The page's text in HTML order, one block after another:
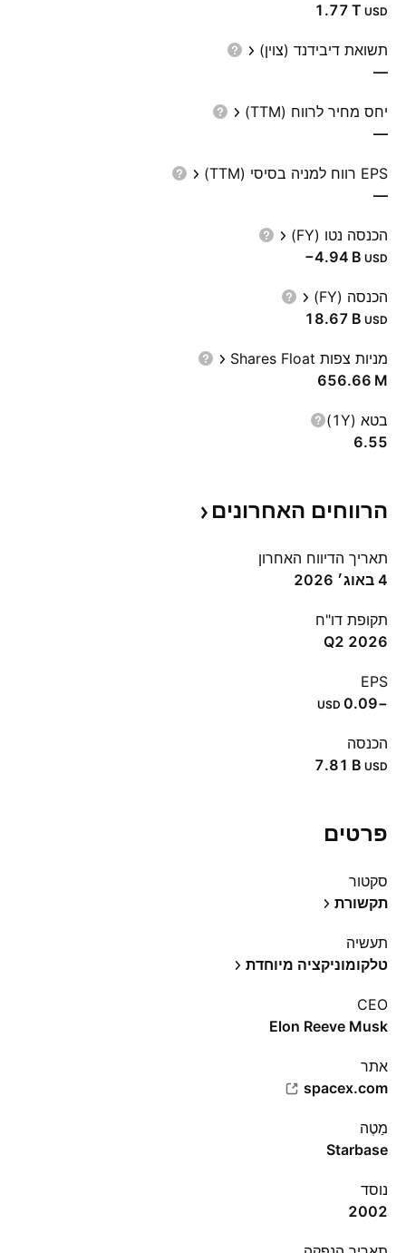
‪1.77 T‬ USD
תשואת דיבידנד (צוין)
—
יחס מחיר לרווח (TTM)
—
EPS רווח למניה בסיסי (TTM)
—
הכנסה נטו (FY)
‪−4.94 B‬ USD
הכנסה (FY)
‪18.67 B‬ USD
מניות צפות Shares Float
‪656.66 M‬
בטא (1Y)
6.55
הרווחים האחרונים
תאריך הדיווח האחרון
4 באוג׳ 2026
תקופת דו"ח
Q2 2026
EPS
−0.09
USD
הכנסה
‪7.81 B‬ USD
פרטים
סקטור
תקשורת
תעשיה
טלקומוניקציה מיוחדת
CEO
Elon Reeve Musk
אתר‏
spacex.com
מַטֶה
Starbase
נוסד
2002